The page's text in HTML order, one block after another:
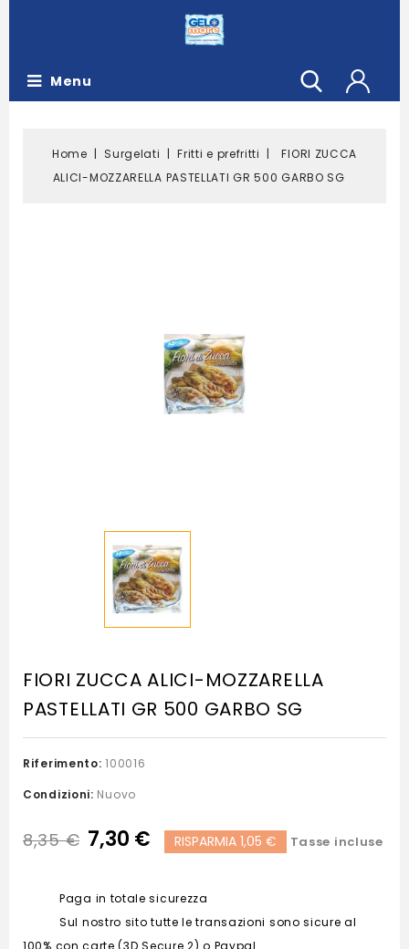
Menu
Home Surgelati Fritti e prefritti
FIORI ZUCCA
ALICI-MOZZARELLA PASTELLATI GR 500 GARBO SG
FIORI ZUCCA ALICI-MOZZARELLA
PASTELLATI GR 500 GARBO SG
Riferimento: 100016
Condizioni: Nuovo
8,35 € 7,30 € RISPARMIA 1,05 € Tasse incluse
Paga in totale sicurezza
Sul nostro sito tutte le transazioni sono sicure al
100% con carte (3D Secure 2) o Paypal.